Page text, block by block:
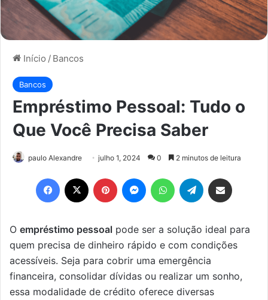
Início / Bancos
Bancos
Empréstimo Pessoal: Tudo o
Que Você Precisa Saber
paulo Alexandre julho 1, 2024 0 2 minutos de leitura
Facebook Pinterest MessengerWhatsAppTelegram
O empréstimo pessoal pode ser a solução ideal para
quem precisa de dinheiro rápido e com condições
acessíveis. Seja para cobrir uma emergência
financeira, consolidar dívidas ou realizar um sonho,
essa modalidade de crédito oferece diversas